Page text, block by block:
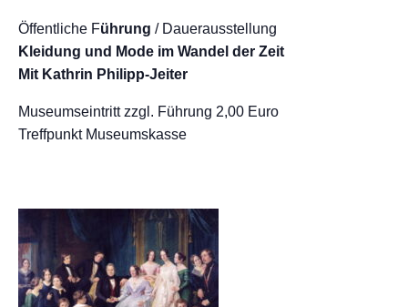
Öffentliche Führung / Dauerausstellung
Kleidung und Mode im Wandel der Zeit
Mit Kathrin Philipp-Jeiter
Museumseintritt zzgl. Führung 2,00 Euro
Treffpunkt Museumskasse